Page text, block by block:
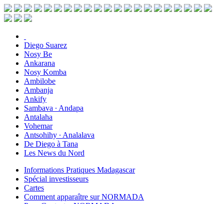
Diego Suarez
Nosy Be
Ankarana
Nosy Komba
Ambilobe
Ambanja
Ankify
Sambava ∙ Andapa
Antalaha
Vohemar
Antsohihy ∙ Analalava
De Diego à Tana
Les News du Nord
Informations Pratiques Madagascar
Spécial investisseurs
Cartes
Comment apparaître sur NORMADA